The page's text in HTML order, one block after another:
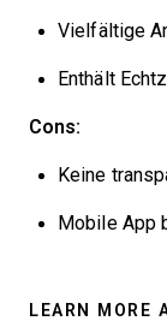
Vielfältige
Enthält
Cons:
Keine
Mobile App
LEARN MORE